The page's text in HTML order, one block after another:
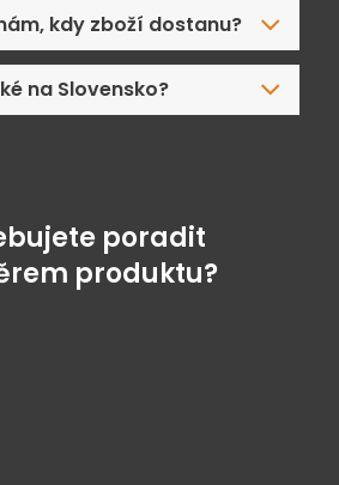
kdy zboží dostanu?
na Slovensko?
poradit
produktu?